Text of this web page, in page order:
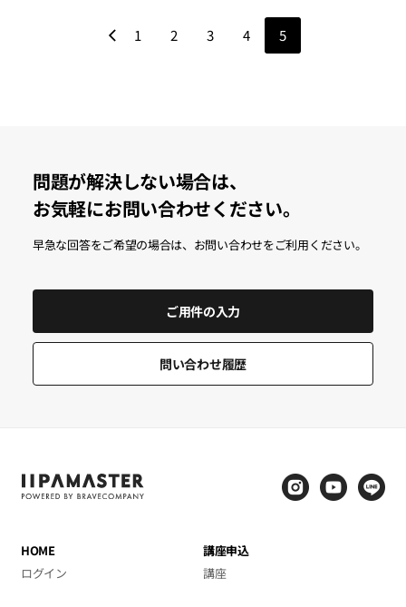
期限切れによって失効したポイントは復旧させることができませ
格したことを示す証です。イパマスター韓国では既に約50種類の
認定証システムが展開されており、インストラクターたちが活躍
ジオで制作されたVOD（ビデオ・オン・デマンド）講座です。受
講する方は、特定の時間や場所に縛られることなく、いつでもど
* 無制限で繰り返し再生可能
日本ユーザー向けに提供される講座は、現地の専門家による翻訳
* 日本語字幕サービス（韓国語音声）
* 日本語版の資料提供
1 2 3 4 5
問題が解決しない場合は、
お気軽にお問い合わせください。
早急な回答をご希望の場合は、お問い合わせをご利用ください。
ご用件の入力
問い合わせ履歴
HOME
ログイン
講座申込
講座